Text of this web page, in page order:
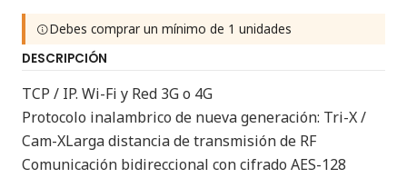
Debes comprar un mínimo de 1 unidades
DESCRIPCIÓN
TCP / IP. Wi-Fi y Red 3G o 4G
Protocolo inalambrico de nueva generación: Tri-X /
Cam-XLarga distancia de transmisión de RF
Comunicación bidireccional con cifrado AES-128